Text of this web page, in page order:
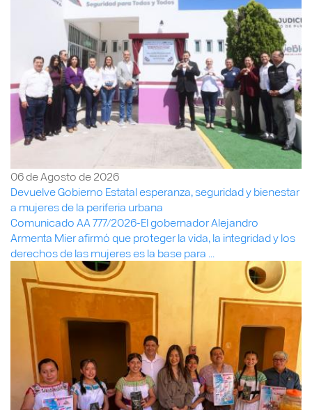
06 de Agosto de 2026
Devuelve Gobierno Estatal esperanza, seguridad y bienestar
a mujeres de la periferia urbana
Comunicado AA 777/2026-El gobernador Alejandro
Armenta Mier afirmó que proteger la vida, la integridad y los
derechos de las mujeres es la base para ...